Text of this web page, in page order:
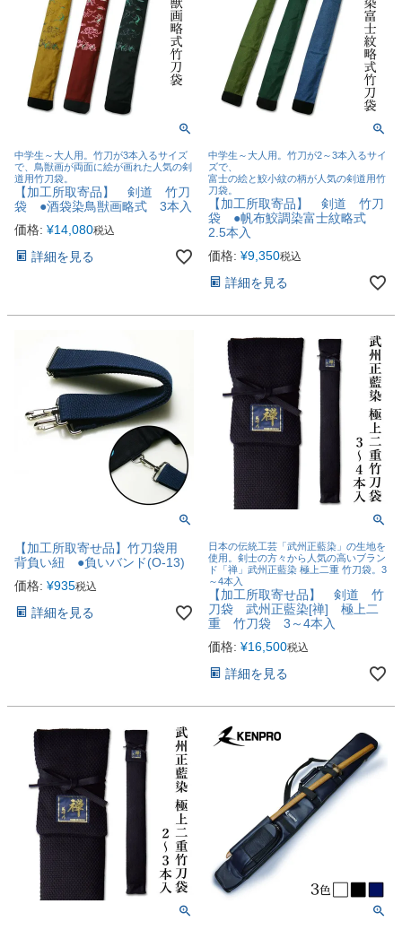
中学生～大人用。竹刀が3本入るサイズ
で、鳥獣画が両面に絵が画れた人気の剣
道用竹刀袋。
【加工所取寄品】 剣道 竹刀
袋 ●酒袋染鳥獣画略式 3本入
価格: ¥14,080税込
詳細を見る
中学生～大人用。竹刀が2～3本入るサイ
ズで、
富士の絵と鮫小紋の柄が人気の剣道用竹
刀袋。
【加工所取寄品】 剣道 竹刀
袋 ●帆布鮫調染富士紋略式
2.5本入
価格: ¥9,350税込
詳細を見る
【加工所取寄せ品】竹刀袋用
背負い紐 ●負いバンド(O-13)
価格: ¥935税込
詳細を見る
日本の伝統工芸「武州正藍染」の生地を
使用。剣士の方々から人気の高いブラン
ド「禅」武州正藍染 極上二重 竹刀袋。3
～4本入
【加工所取寄せ品】 剣道 竹
刀袋 武州正藍染[禅] 極上二
重 竹刀袋 3～4本入
価格: ¥16,500税込
詳細を見る